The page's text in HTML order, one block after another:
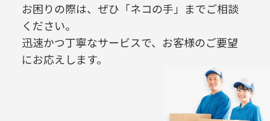
お困りの際は、ぜひ「ネコの手」までご相談
ください。
迅速かつ丁寧なサービスで、お客様のご要望
にお応えします。